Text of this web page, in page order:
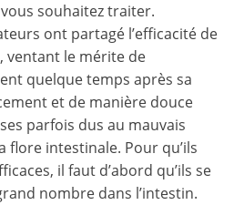
souhaitez traiter.
ont partagé l’efficacité de
ventant le mérite de
quelque temps après sa
et de manière douce
parfois dus au mauvais
intestinale. Pour qu’ils
il faut d’abord qu’ils se
nombre dans l’intestin.